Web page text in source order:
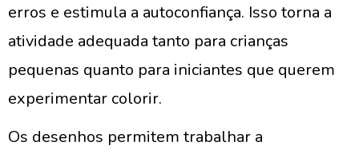
erros e estimula a autoconfiança. Isso torna a
atividade adequada tanto para crianças
pequenas quanto para iniciantes que querem
experimentar colorir.
Os desenhos permitem trabalhar a